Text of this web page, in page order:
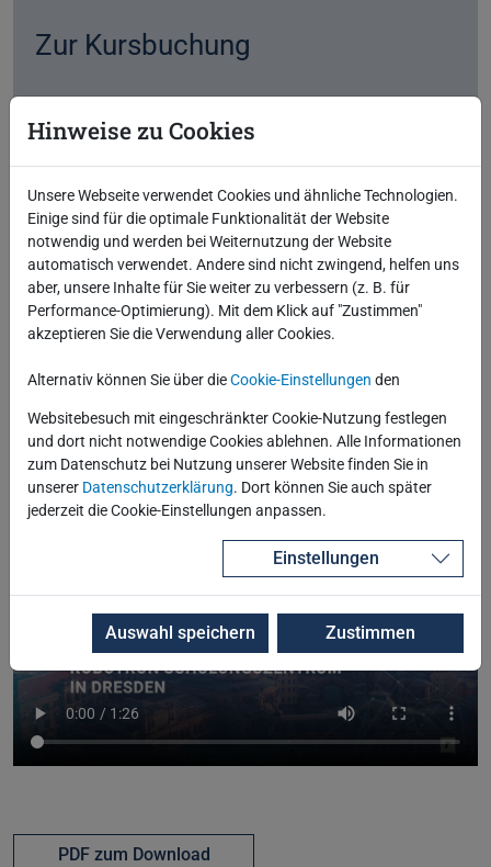
Zur Kursbuchung
Termine auf Anfrage
Technische Voraussetzungen
Online-Kurse
Folgende Tools sind im Einsatz:
und
Für Inhouse-Kurse können individuelle
Softwarelösungen zum Einsatz kommen
PDF zum Download
Hinweise zu Cookies
Unsere Webseite verwendet Cookies und ähnliche Technologien.
Einige sind für die optimale Funktionalität der Website
notwendig und werden bei Weiternutzung der Website
automatisch verwendet. Andere sind nicht zwingend, helfen uns
aber, unsere Inhalte für Sie weiter zu verbessern (z. B. für
Performance-Optimierung). Mit dem Klick auf "Zustimmen"
akzeptieren Sie die Verwendung aller Cookies.
Alternativ können Sie über dieCookie-Einstellungen den
Websitebesuch mit eingeschränkter Cookie-Nutzung festlegen
und dort nicht notwendige Cookies ablehnen. Alle Informationen
zum Datenschutz bei Nutzung unserer Website finden Sie in
unserer Datenschutzerklärung. Dort können Sie auch später
jederzeit die Cookie-Einstellungen anpassen.
Einstellungen
Auswahl speichern Zustimmen